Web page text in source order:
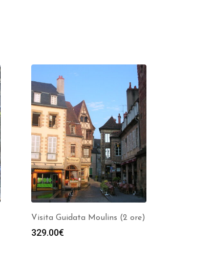
Visita Guidata Moulins (2 ore)
329.00€